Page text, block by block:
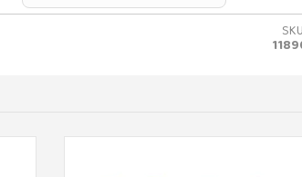
SKU